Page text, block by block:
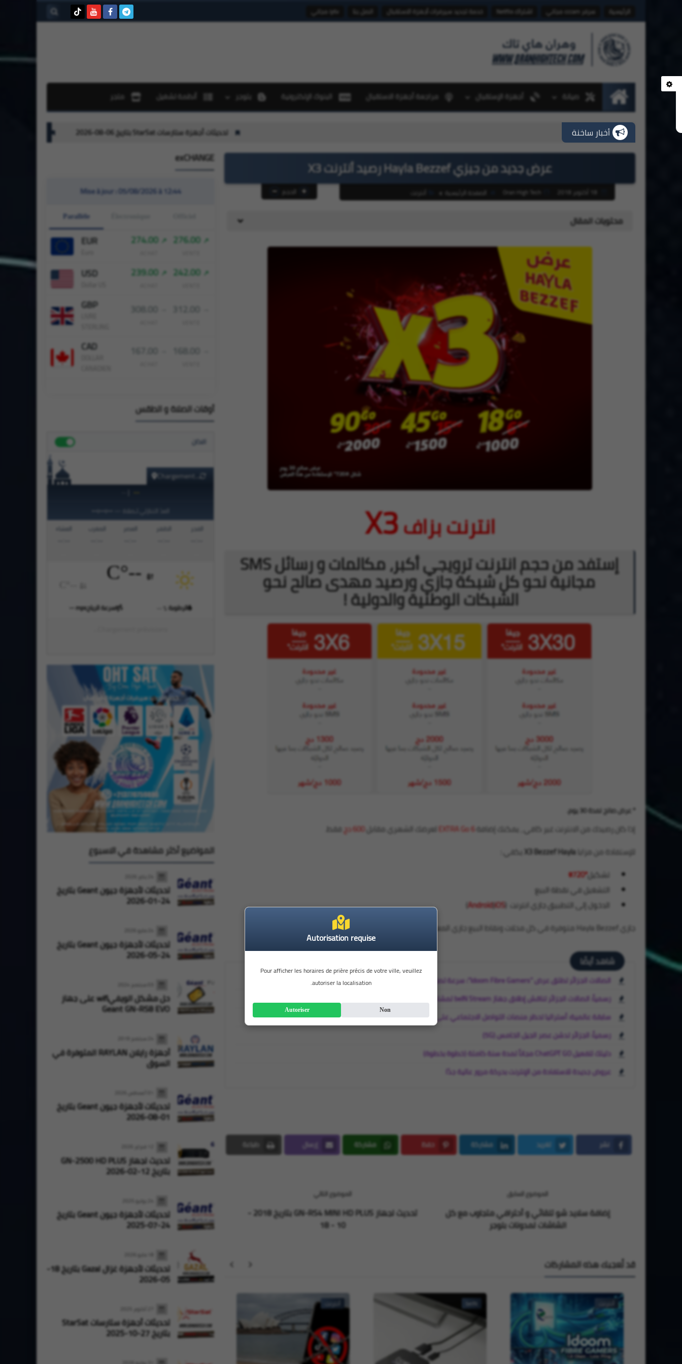
الرئيسية سرفر cccam مجاني اشتراك Netflix خدمة تجديد سيرفرات أجهزة الاستقبال اتصل بنا iptv مجاني
الرئيسيةصيانة أجهزة الإستقبال مراجعة أجهزة الاستقبال البنوك الإلكترونية بلوجر أنظمة تشغيل متجر
أخبار ساخنة تحديثات أجهزة ستارسات StarSat بتاريخ 06-08-2026 تحديثات لأجهزة جيون Geant بتاريخ 01-08-2026
عرض جديد من جيزي Hayla Bezzef رصيد أنترنت X3
Oran High Tech الصفحة الرئيسية الحجم
محتويات المقال
انترنت بزافX3
إستفد من حجم انترنت ترويجي أكبر، مكالمات و رسائل SMS
مجانية نحو كل شبكة جازي ورصيد مهدى صالح نحو
الشبكات الوطنية والدولية !
* عرض صالح لمدة 30 يوم.
إذا كان رصيدك من الانترنت غير كافي ، يمكنك إضافة EXTRA Go6 لعرضك الشهري مقابل 600 دج
فقط.
للإستفادة من مزايا X3 Bezzef Hayla يكفي :
تشكيل *720#
التشغيل في نقطة البيع
الدخول إلى التطبيق جازي انترنت (
Androïd|iOS
)
جازي Hayla Bezzef متوفرة في كل محلات ونقاط البيع جازي المعتمدة على مستوى الوطن.
شاهد أيضًا
اتصالات الجزائر تطلق عرض "Idoom Fibre Gamers": سرعة تصل إلى 1.5 جيغابت ومزايا حصرية للاعبين
رسمياً: اتصالات الجزائر تناقش إطلاق جهاز beIN Stream لمشاهدة القنوات عبر الإنترنت
سابقة عالمية: أستراليا تحظر منصات التواصل الاجتماعي على من هم دون 16 عاماً
رسمياً: الجزائر تدشن عصر الجيل الخامس (5G)
دليلك لتفعيل ChatGPT GO مجاناً لمدة سنة كاملة (خطوة بخطوة)
عروض جديدة للاستفادة من الإنترنت بحركة مرور عالية جدًا
نشر
Facebook
تغريد
Twitter
مشاركة
LinkedIn
حفظ
Pinterest
مشاركة
Whatsapp
إرسال
Email
طباعة
Print
الموضوع التالي
10 - 18
الموضوع السابق
إضافة سلايد شو تلقائي و أحترافي متجاوب مع كل
الشاشات لمدونات بلوجر
قد تُعجبك هذه المشاركات
أنترنت beIN
exCHANGE
Mise à jour : 05/08/2026 à 12:44
Parallèle
EUR 274.00 276.00
USD 239.00 242.00
GBP 308.00 312.00
CAD 167.00 168.00
أوقات الصلاة و الطقس
Autorisation requise
Pour afficher les horaires de prière précis de votre ville, veuillez
autoriser la localisation.
Non
Autoriser
الاذان
Chargement...
العدّ التنازلي لـصلاة
الفجر الظهر العصر المغرب العشاء
--
°C
الرطوبة % سرعة الرياحmps
المواضيع أكثر مشاهدة في الاسبوع
تحديثات لأجهزة جيون Geant بتاريخ
24-01-2026
تحديثات لأجهزة جيون Geant بتاريخ
24-05-2026
حل مشكل الويفيwifi على جهاز
Geant GN-RS8 EVO
أجهزة رايلان RAYLAN المتوفرة في
السوق
تحديثات لأجهزة جيون Geant بتاريخ
01-08-2026
تحديث لجهاز GN-2500 HD PLUS
بتاريخ 12-02-2026
تحديثات لأجهزة جيون Geant بتاريخ
24-07-2025
05-2026
تحديثات أجهزة ستارسات StarSat
بتاريخ 27-10-2025